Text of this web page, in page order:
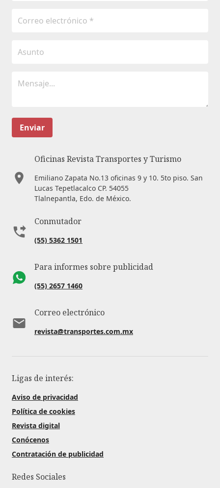
Enviar
Oficinas Revista Transportes y Turismo
Emiliano Zapata No.13 oficinas 9 y 10. 5to piso. San
Lucas Tepetlacalco CP. 54055
Tlalnepantla, Edo. de México.
Conmutador
(55) 5362 1501
Para informes sobre publicidad
(55) 2657 1460
Correo electrónico
revista@transportes.com.mx
Ligas de interés:
Aviso de privacidad
Política de cookies
Revista digital
Conócenos
Contratación de publicidad
Redes Sociales